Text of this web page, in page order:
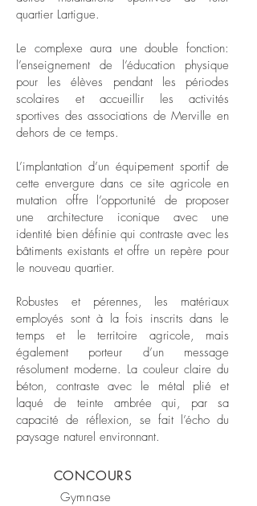
quartier Lartigue.
Le complexe aura une double fonction:
l’enseignement de l’éducation physique
pour les élèves pendant les périodes
scolaires et accueillir les activités
sportives des associations de Merville en
dehors de ce temps.
L’implantation d’un équipement sportif de
cette envergure dans ce site agricole en
mutation offre l’opportunité de proposer
une architecture iconique avec une
identité bien définie qui contraste avec les
bâtiments existants et offre un repère pour
le nouveau quartier.
Robustes et pérennes, les matériaux
employés sont à la fois inscrits dans le
temps et le territoire agricole, mais
également porteur d’un message
résolument moderne. La couleur claire du
béton, contraste avec le métal plié et
laqué de teinte ambrée qui, par sa
capacité de réflexion, se fait l’écho du
paysage naturel environnant.
CONCOURS
Gymnase